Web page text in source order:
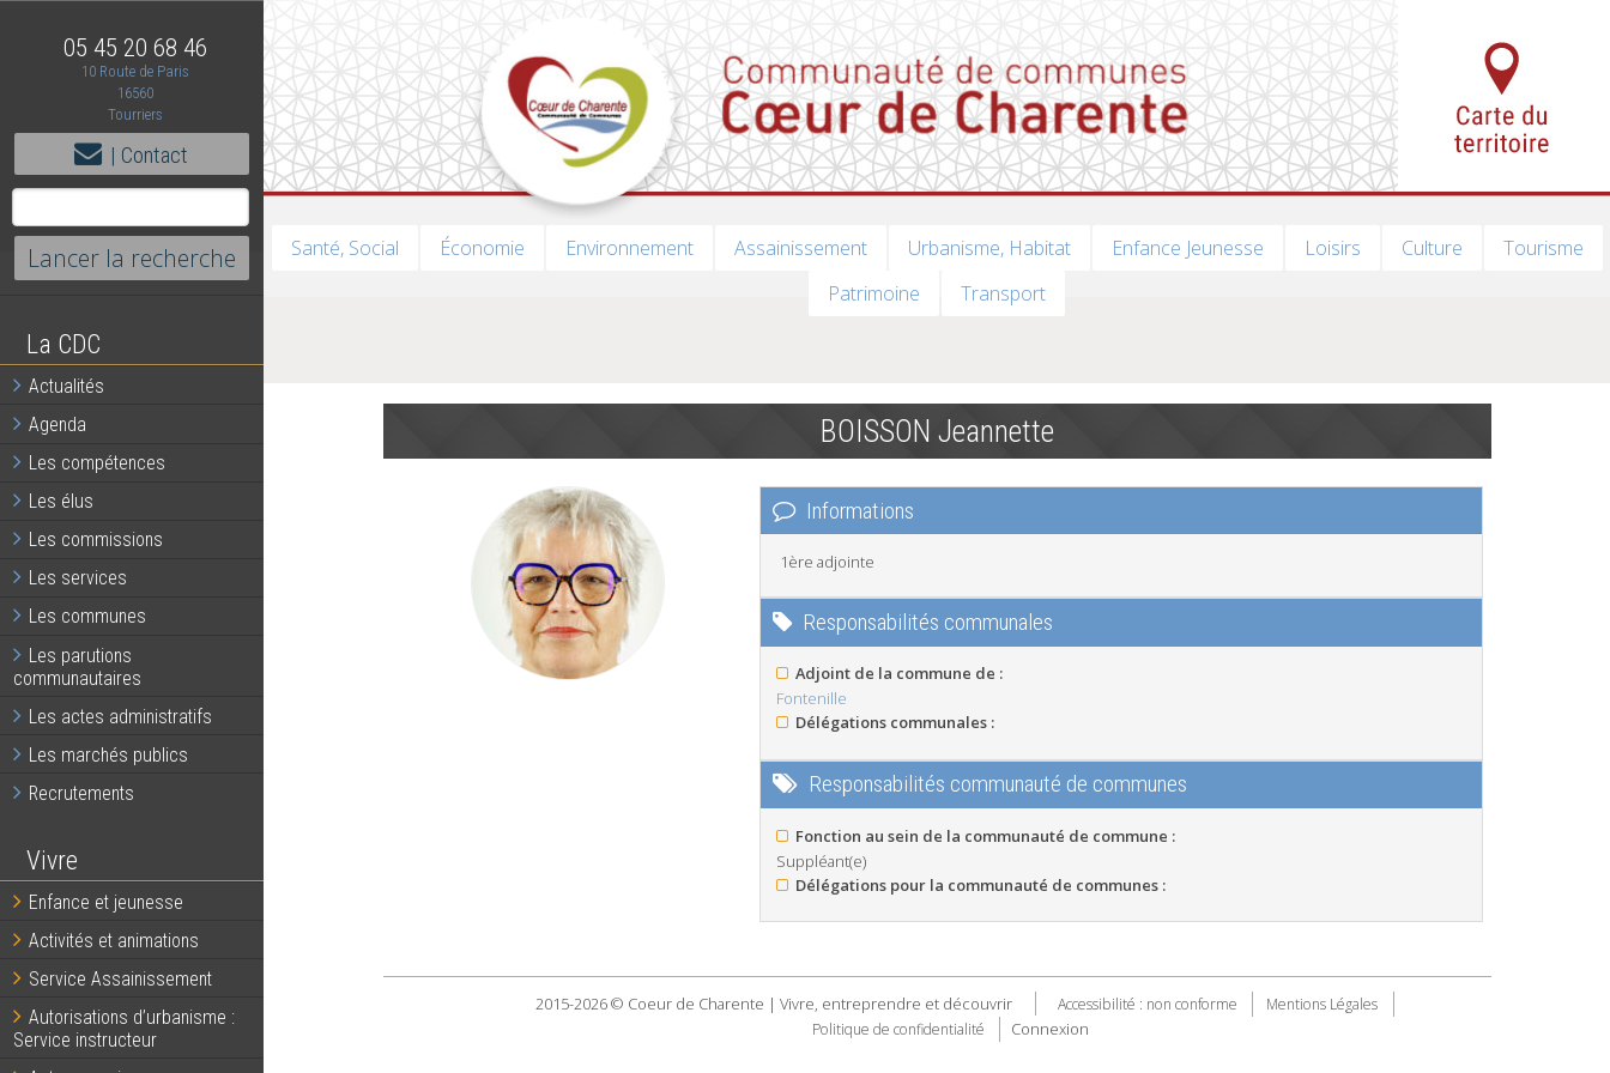
05 45 20 68 46
10 Route de Paris
16560
Tourriers
| Contact
La CDC
Actualités
Agenda
Les compétences
Les élus
Les commissions
Les services
Les communes
Les parutions
communautaires
Les actes administratifs
Les marchés publics
Recrutements
Vivre
Enfance et jeunesse
Activités et animations
Service Assainissement
Autorisations d’urbanisme :
Service instructeur
Santé, Social Économie Environnement Assainissement Urbanisme, Habitat Enfance Jeunesse Loisirs Culture
Tourisme
Patrimoine
Transport
BOISSON Jeannette
Informations
1ère adjointe
Responsabilités communales
Adjoint de la commune de :
Fontenille
Délégations communales :
Responsabilités communauté de communes
Fonction au sein de la communauté de commune :
Suppléant(e)
Délégations pour la communauté de communes :
2015-2026 © Coeur de Charente | Vivre, entreprendre et découvrir Accessibilité : non conforme
Mentions Légales
Politique de confidentialité
Connexion